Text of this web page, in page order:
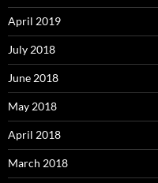
April 2019
July 2018
June 2018
May 2018
April 2018
March 2018